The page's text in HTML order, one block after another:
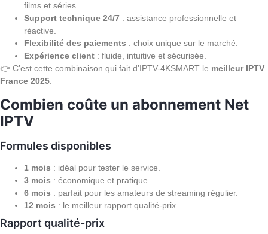
films et séries.
Support technique 24/7 : assistance professionnelle et
réactive.
Flexibilité des paiements : choix unique sur le marché.
Expérience client : fluide, intuitive et sécurisée.
👉 C’est cette combinaison qui fait d’IPTV-4KSMART le meilleur IPTV
France 2025.
Combien coûte un abonnement Net
IPTV
Formules disponibles
1 mois : idéal pour tester le service.
3 mois : économique et pratique.
6 mois : parfait pour les amateurs de streaming régulier.
12 mois : le meilleur rapport qualité-prix.
Rapport qualité-prix